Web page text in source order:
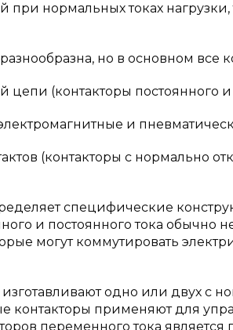
при нормальных токах
но в основном все
цепи (контакторы постоянного
и
(контакторы с нормально
специфические
и постоянного тока
могут коммутировать
изготавливают одно или двух с
применяют для
переменного тока